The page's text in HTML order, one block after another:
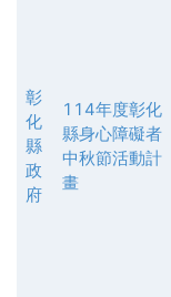
彰
化
縣
政
府
114年度彰化
縣身心障礙者
中秋節活動計
畫